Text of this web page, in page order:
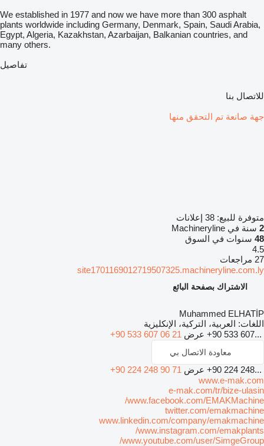
We established in 1977 and now we have more than 300 asphalt
plants worldwide including Germany, Denmark, Spain, Saudi Arabia,
Egypt, Algeria, Kazakhstan, Azarbaijan, Balkanian countries, and
many others.
تفاصيل
للاتصال بنا
جهة صانعة تم التحقق منها
متوفرة للبيع: 38 إعلانات
2 سنة في Machineryline
48 سنوات في السوق
4.5
27 مراجعات
site1701169012719507325.machineryline.com.ly
الاشتراك بصفحة البائع
Muhammed ELHATİP
اللغات: العربية، التركية، الإنكليزية
+90 533 607... عرض +90 533 607 06 21
معاودة الاتصال بي
+90 224 248... عرض +90 224 248 90 71
www.e-mak.com
e-mak.com/tr/bize-ulasin
www.facebook.com/EMAKMachine/
twitter.com/emakmachine
www.linkedin.com/company/emakmachine
www.instagram.com/emakplants/
www.youtube.com/user/SimgeGroup/